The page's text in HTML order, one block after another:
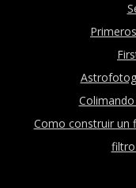
Como construir un